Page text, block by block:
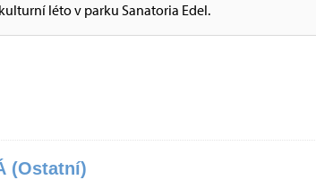
léto v parku Sanatoria Edel.
(Ostatní)